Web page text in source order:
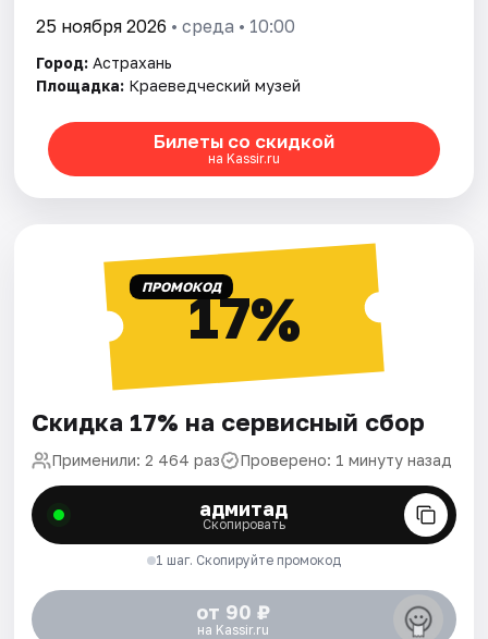
25 ноября 2026 • среда • 10:00
Город: Астрахань
Площадка: Краеведческий музей
Билеты со скидкой
на Kassir.ru
ПРОМОКОД17%
Скидка 17% на сервисный сбор
Применили: 2 464 раз Проверено: 1 минуту назад
адмитад
Скопировать
1 шаг. Скопируйте промокод
от 90 ₽
на Kassir.ru